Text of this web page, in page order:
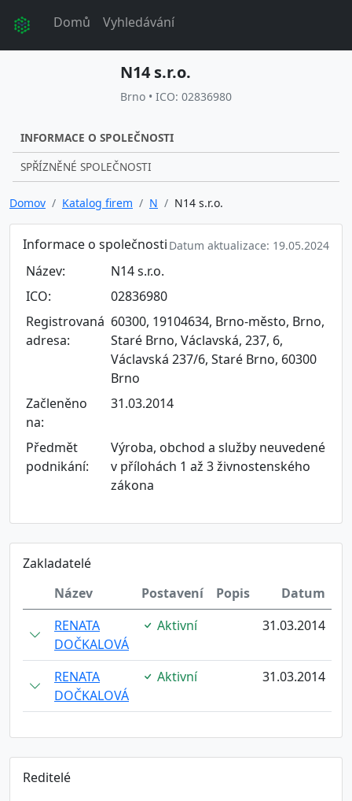
Domů Vyhledávání
N14 s.r.o.
Brno • ICO: 02836980
INFORMACE O SPOLEČNOSTI
SPŘÍZNĚNÉ SPOLEČNOSTI
Domov Katalog firem N N14 s.r.o.
Informace o společnosti Datum aktualizace: 19.05.2024
Název:
N14 s.r.o.
ICO:
02836980
Registrovaná
adresa:
60300, 19104634, Brno-město, Brno,
Staré Brno, Václavská, 237, 6,
Václavská 237/6, Staré Brno, 60300
Brno
Začleněno
na:
31.03.2014
Předmět
podnikání:
Výroba, obchod a služby neuvedené
v přílohách 1 až 3 živnostenského
zákona
Zakladatelé
Název
Postavení Popis
Datum
RENATA
DOČKALOVÁ
Aktivní 31.03.2014
RENATA
DOČKALOVÁ
Aktivní 31.03.2014
Reditelé